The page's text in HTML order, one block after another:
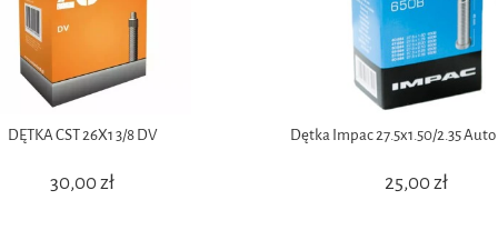
DĘTKA CST 26X1 3/8 DV
30,00 zł
Dętka Impac 27.5x1.50/2.35
25,00 zł